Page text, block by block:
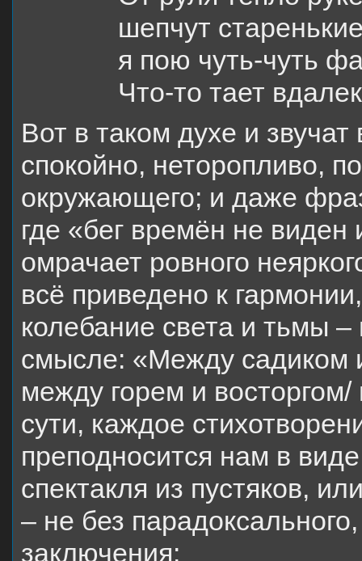
шепчут
я пою чуть-чуть
Что-то тает
Вот в таком духе и звучат
спокойно, неторопливо,
окружающего; и даже
где «бег времён не
омрачает ровного
всё приведено к
колебание света и тьмы
смысле: «Между садиком
между горем и
сути, каждое
преподносится нам в
спектакля из пустяков,
– не без
заключения: